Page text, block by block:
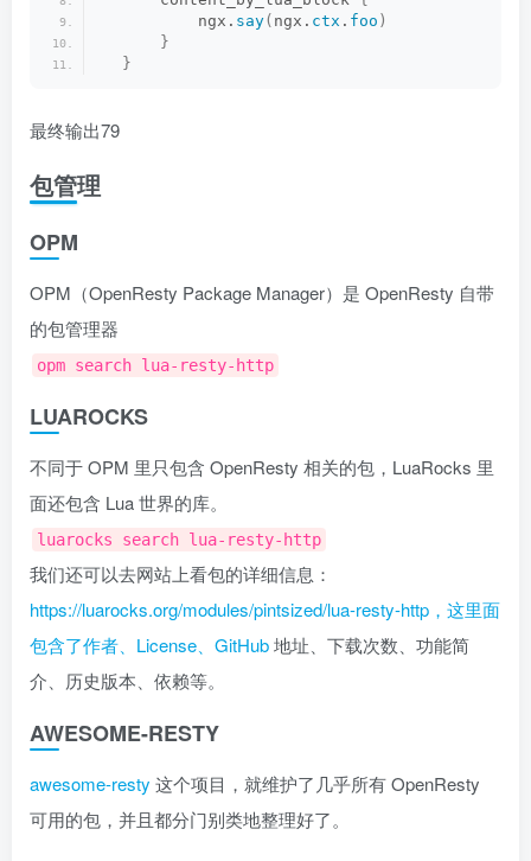
          ngx.
say( ngx. ctx . foo )
}
}
最终输出79
包管理
OPM
OPM（OpenResty Package Manager）是 OpenResty 自带
的包管理器
opm search lua-resty-http
LUAROCKS
不同于 OPM 里只包含 OpenResty 相关的包，LuaRocks 里
面还包含 Lua 世界的库。
luarocks search lua-resty-http
我们还可以去网站上看包的详细信息：
https://luarocks.org/modules/pintsized/lua-resty-http，这里面
包含了作者、License、GitHub地址、下载次数、功能简
介、历史版本、依赖等。
AWESOME-RESTY
awesome-resty 这个项目，就维护了几乎所有 OpenResty
可用的包，并且都分门别类地整理好了。